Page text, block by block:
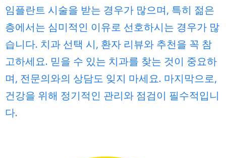
임플란트 시술을 받는 경우가 많으며, 특히 젊은
층에서는 심미적인 이유로 선호하시는 경우가 많
습니다. 치과 선택 시, 환자 리뷰와 추천을 꼭 참
고하세요. 믿을 수 있는 치과를 찾는 것이 중요하
며, 전문의와의 상담도 잊지 마세요. 마지막으로,
건강을 위해 정기적인 관리와 점검이 필수적입니
다.